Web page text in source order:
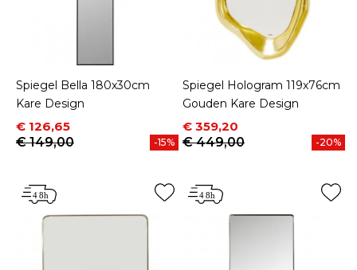
Spiegel Bella 180x30cm
Kare Design
Prijs
€ 126,65
Normale prijs
€ 149,00
-15%
Spiegel Hologram 119x76cm
Gouden Kare Design
Prijs
€ 359,20
Normale prijs
€ 449,00
-20%